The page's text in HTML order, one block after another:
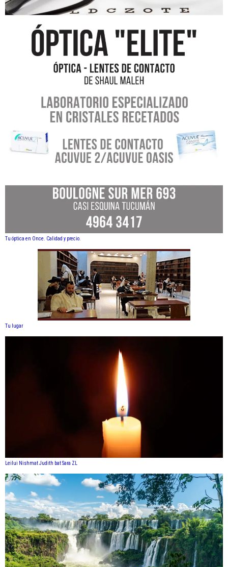
Tu óptica en Once. Calidad y precio.
Tu lugar
Leilui Nishmat Judith bat Sara ZL